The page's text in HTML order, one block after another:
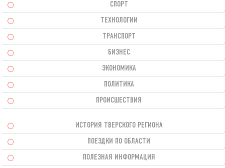
СПОРТ
ТЕХНОЛОГИИ
ТРАНСПОРТ
БИЗНЕС
ЭКОНОМИКА
ПОЛИТИКА
ПРОИСШЕСТВИЯ
ИСТОРИЯ ТВЕРСКОГО РЕГИОНА
ПОЕЗДКИ ПО ОБЛАСТИ
ПОЛЕЗНАЯ ИНФОРМАЦИЯ